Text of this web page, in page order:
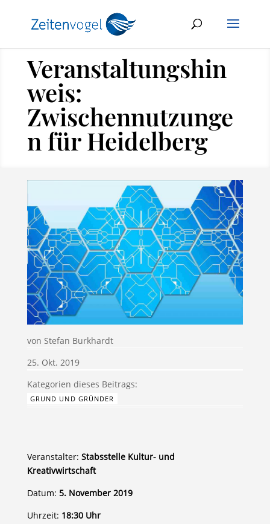
Veranstaltungshin
weis:
Zwischennutzunge
n für Heidelberg
von Stefan Burkhardt
25. Okt. 2019
GRUND UND GRÜNDER
Veranstalter: Stabsstelle Kultur- und
Kreativwirtschaft
Datum: 5. November 2019
Uhrzeit: 18:30 Uhr